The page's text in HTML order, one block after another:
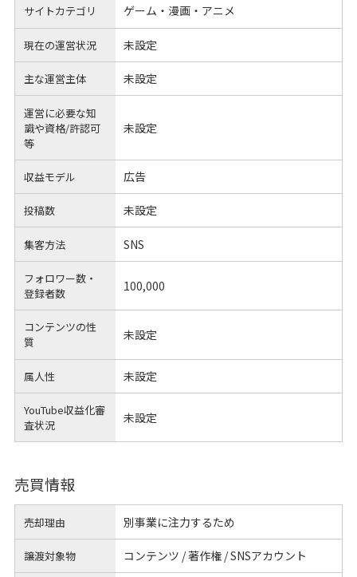
サイトカテゴリ ゲーム・漫画・アニメ
現在の運営状況 未設定
主な運営主体 未設定
運営に必要な知
識や資格/許認可
等
未設定
収益モデル 広告
投稿数 未設定
集客方法 SNS
フォロワー数・
登録者数
100,000
コンテンツの性
質
未設定
属人性 未設定
YouTube収益化審
査状況
未設定
売買情報
売却理由 別事業に注力するため
譲渡対象物 コンテンツ / 著作権 / SNSアカウント